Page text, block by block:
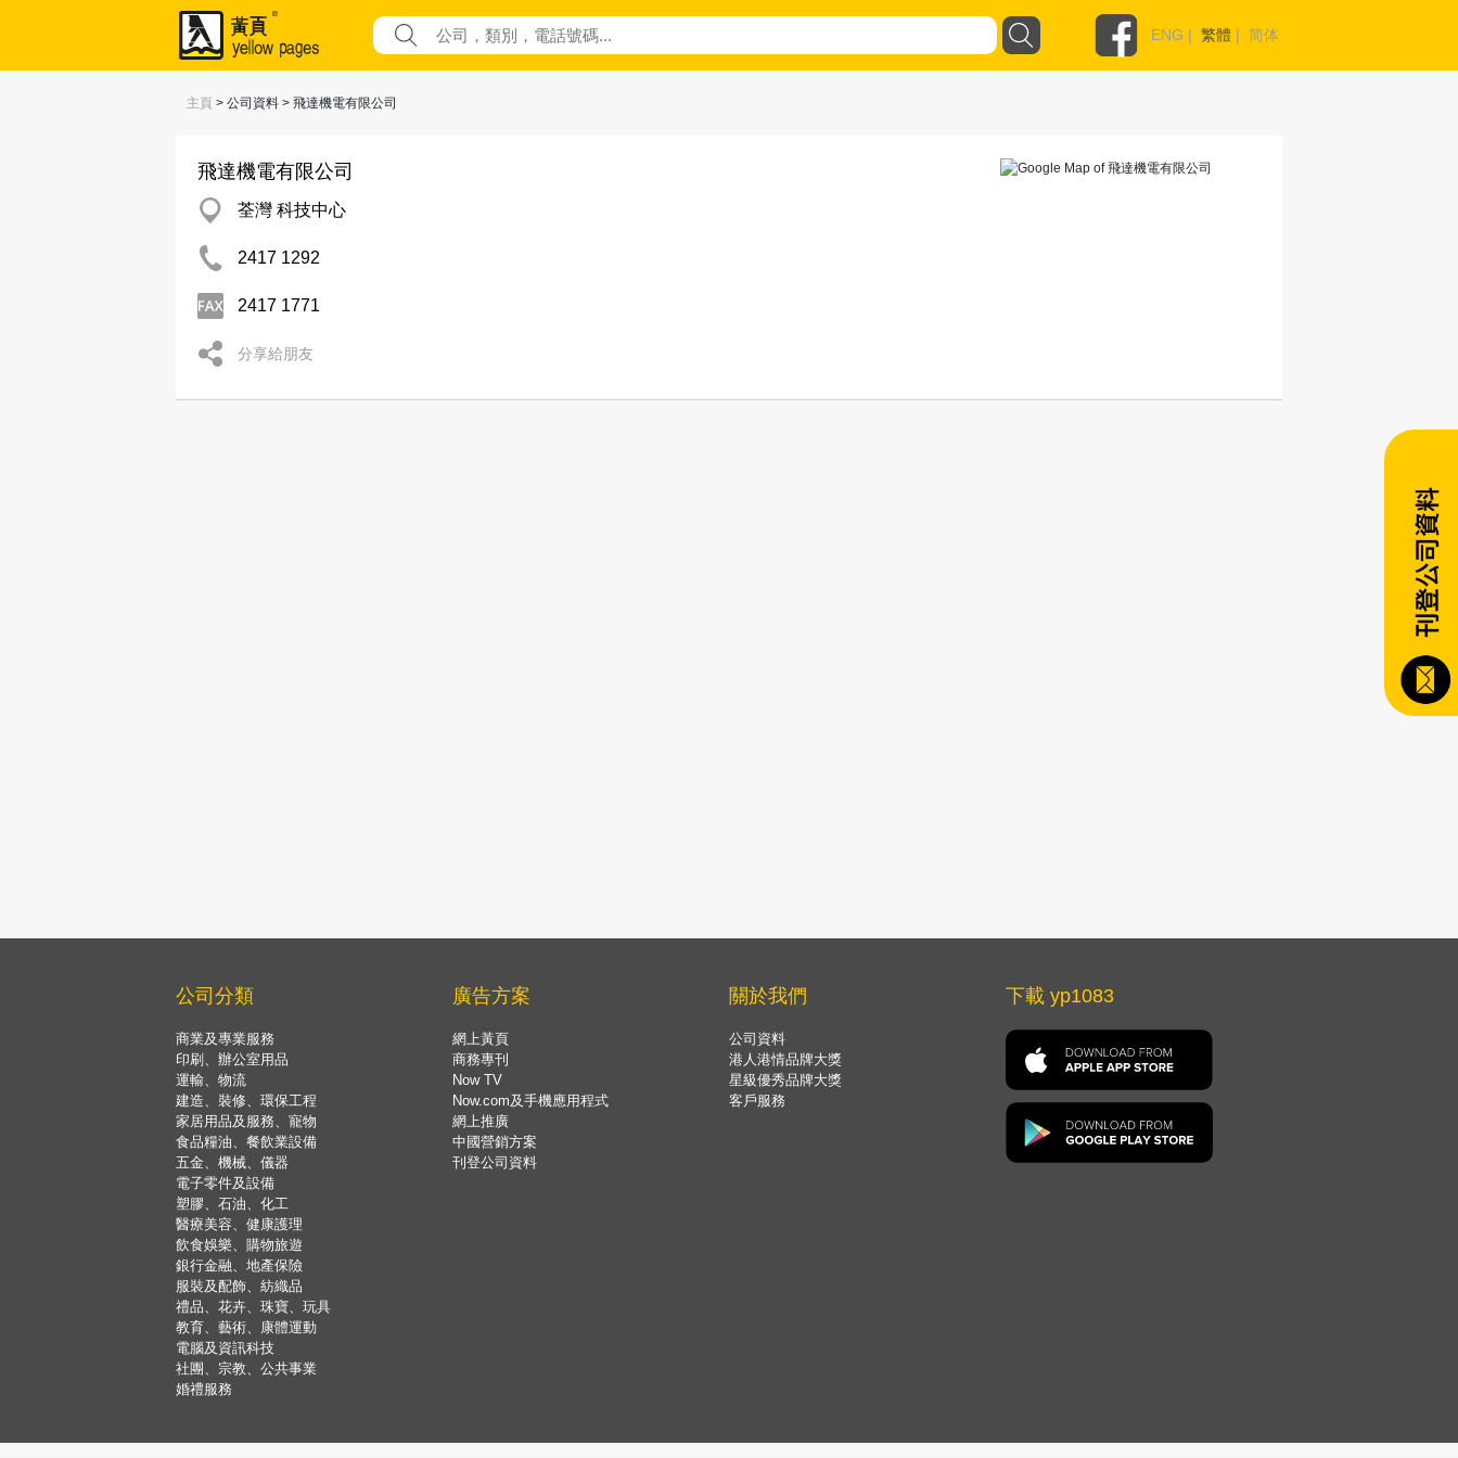
ENG | 繁體 | 简体
主頁 > 公司資料 > 飛達機電有限公司
飛達機電有限公司
荃灣 科技中心
2417 1292
2417 1771
分享給朋友
公司分類
商業及專業服務
印刷、辦公室用品
運輸、物流
建造、裝修、環保工程
家居用品及服務、寵物
食品糧油、餐飲業設備
五金、機械、儀器
電子零件及設備
塑膠、石油、化工
醫療美容、健康護理
飲食娛樂、購物旅遊
銀行金融、地產保險
服裝及配飾、紡織品
禮品、花卉、珠寶、玩具
教育、藝術、康體運動
電腦及資訊科技
社團、宗教、公共事業
婚禮服務
廣告方案
網上黃頁
商務專刊
Now TV
Now.com及手機應用程式
網上推廣
中國營銷方案
刊登公司資料
關於我們
公司資料
港人港情品牌大獎
星級優秀品牌大獎
客戶服務
下載 yp1083